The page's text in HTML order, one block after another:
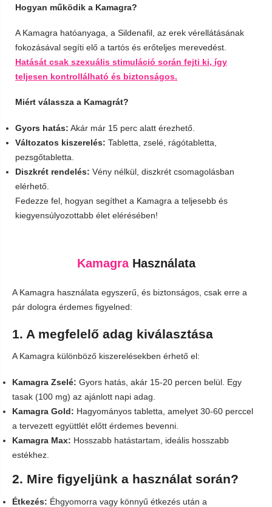
Hogyan működik a Kamagra?
A Kamagra hatóanyaga, a Sildenafil, az erek vérellátásának
fokozásával segíti elő a tartós és erőteljes merevedést.
Hatását csak szexuális stimuláció során fejti ki, így
teljesen kontrollálható és biztonságos.
Miért válassza a Kamagrát?
Gyors hatás: Akár már 15 perc alatt érezhető.
Változatos kiszerelés: Tabletta, zselé, rágótabletta,
pezsgőtabletta.
Diszkrét rendelés: Vény nélkül, diszkrét csomagolásban
elérhető.
Fedezze fel, hogyan segíthet a Kamagra a teljesebb és
kiegyensúlyozottabb élet elérésében!
Kamagra Használata
A Kamagra használata egyszerű, és biztonságos, csak erre a
pár dologra érdemes figyelned:
1. A megfelelő adag kiválasztása
A Kamagra különböző kiszerelésekben érhető el:
Kamagra Zselé: Gyors hatás, akár 15-20 percen belül. Egy
tasak (100 mg) az ajánlott napi adag.
Kamagra Gold: Hagyományos tabletta, amelyet 30-60 perccel
a tervezett együttlét előtt érdemes bevenni.
Kamagra Max: Hosszabb hatástartam, ideális hosszabb
estékhez.
2. Mire figyeljünk a használat során?
Étkezés: Éhgyomorra vagy könnyű étkezés után a